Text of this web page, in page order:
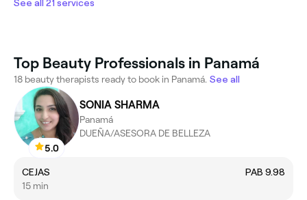
See all 21 services
Top Beauty Professionals in Panamá
18 beauty therapists ready to book in Panamá. See all
5.0
SONIA SHARMA
Panamá
DUEÑA/ASESORA DE BELLEZA
CEJAS
PAB 9.98
15 min